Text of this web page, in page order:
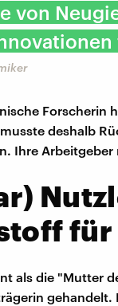
von
Forscherin
deshalb
Ihre
als die "Mutter